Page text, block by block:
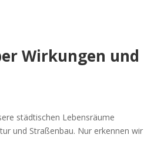
Wirkungen und
städtischen Lebensräume
und Straßenbau. Nur erkennen wir